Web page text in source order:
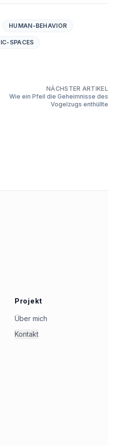
HUMAN-BEHAVIOR
SPACES
NÄCHSTER ARTIKEL
Wie ein Pfeil die Geheimnisse des
Vogelzugs enthüllte
Projekt
Über mich
Kontakt